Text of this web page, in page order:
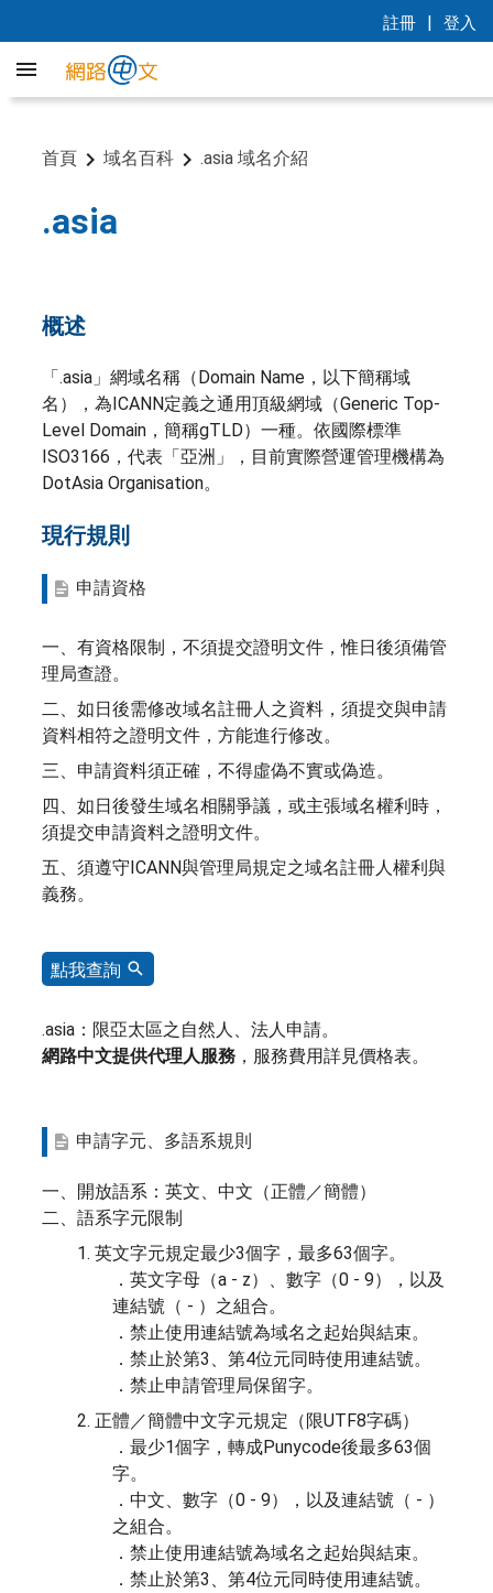
註冊 | 登入
首頁 域名百科 .asia 域名介紹
.asia
概述
「.asia」網域名稱（Domain Name，以下簡稱域
名），為ICANN定義之通用頂級網域（Generic Top-
Level Domain，簡稱gTLD）一種。依國際標準
ISO3166，代表「亞洲」，目前實際營運管理機構為
DotAsia Organisation。
現行規則
申請資格
一、有資格限制，不須提交證明文件，惟日後須備管
理局查證。
二、如日後需修改域名註冊人之資料，須提交與申請
資料相符之證明文件，方能進行修改。
三、申請資料須正確，不得虛偽不實或偽造。
四、如日後發生域名相關爭議，或主張域名權利時，
須提交申請資料之證明文件。
五、須遵守ICANN與管理局規定之域名註冊人權利與
義務。
點我查詢
.asia：限亞太區之自然人、法人申請。
網路中文提供代理人服務 ，服務費用詳見價格表。
申請字元、多語系規則
一、開放語系：英文、中文（正體／簡體）
二、語系字元限制
1. 英文字元規定最少3個字，最多63個字。
．英文字母（a - z）、數字（0 - 9），以及
連結號（ - ）之組合。
．禁止使用連結號為域名之起始與結束。
．禁止於第3、第4位元同時使用連結號。
．禁止申請管理局保留字。
2. 正體／簡體中文字元規定（限UTF8字碼）
．最少1個字，轉成Punycode後最多63個
字。
．中文、數字（0 - 9），以及連結號（ - ）
之組合。
．禁止使用連結號為域名之起始與結束。
．禁止於第3、第4位元同時使用連結號。